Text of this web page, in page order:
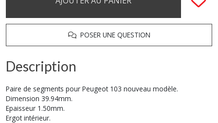
POSER UNE QUESTION
Description
Paire de segments pour Peugeot 103 nouveau modèle.
Dimension 39.94mm.
Epaisseur 1.50mm.
Ergot intérieur.